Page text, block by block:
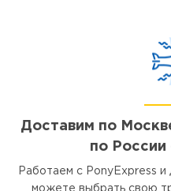
Доставим по
по России
Работаем с PonyExpress
можете выбрать свою